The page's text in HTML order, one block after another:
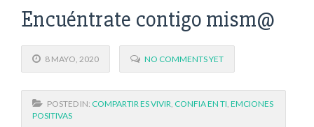
Encuéntrate contigo mism@
8 MAYO, 2020 NO COMMENTS YET
POSTED IN: COMPARTIR ES VIVIR, CONFIA EN TI, EMCIONES
POSITIVAS